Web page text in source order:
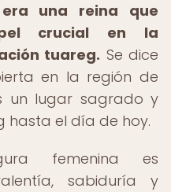
una reina que
crucial en la
tuareg. Se dice
en la región de
un lugar sagrado y
hasta el día de hoy.
femenina es
sabiduría y